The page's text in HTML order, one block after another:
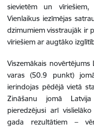
sievietēm un
Vienlaikus iezīmējas
dzimumiem visstraujāk ir
vīriešiem ar augtāko
Viszemākais
varas (50.9 punkt)
ierindojas pēdējā vietā
Zināšanu jomā
pieredzējusi arī
gada rezultātiem –